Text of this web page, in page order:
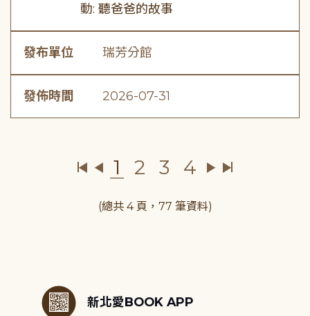
動: 聽爸爸的故事
發布單位 瑞芳分館
發佈時間 2026-07-31
1 2 3 4
(總共 4 頁，77 筆資料)
新北愛BOOK APP